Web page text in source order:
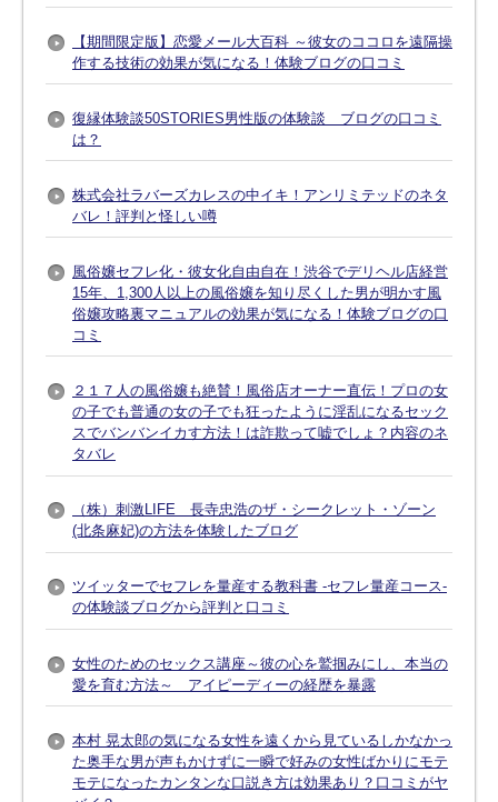
【期間限定版】恋愛メール大百科 ～彼女のココロを遠隔操
作する技術の効果が気になる！体験ブログの口コミ
復縁体験談50STORIES男性版の体験談 ブログの口コミ
は？
株式会社ラバーズカレスの中イキ！アンリミテッドのネタ
バレ！評判と怪しい噂
風俗嬢セフレ化・彼女化自由自在！渋谷でデリヘル店経営
15年、1,300人以上の風俗嬢を知り尽くした男が明かす風
俗嬢攻略裏マニュアルの効果が気になる！体験ブログの口
コミ
２１７人の風俗嬢も絶賛！風俗店オーナー直伝！プロの女
の子でも普通の女の子でも狂ったように淫乱になるセック
スでバンバンイカす方法！は詐欺って嘘でしょ？内容のネ
タバレ
（株）刺激LIFE 長寺忠浩のザ・シークレット・ゾーン
(北条麻妃)の方法を体験したブログ
ツイッターでセフレを量産する教科書 -セフレ量産コース-
の体験談ブログから評判と口コミ
女性のためのセックス講座～彼の心を鷲掴みにし、本当の
愛を育む方法～ アイピーディーの経歴を暴露
本村 晃太郎の気になる女性を遠くから見ているしかなかっ
た奥手な男が声もかけずに一瞬で好みの女性ばかりにモテ
モテになったカンタンな口説き方は効果あり？口コミがヤ